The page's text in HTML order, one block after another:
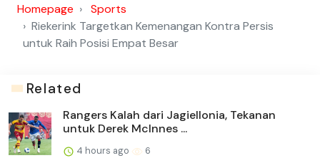
Homepage
Sports
Riekerink Targetkan Kemenangan Kontra Persis
untuk Raih Posisi Empat Besar
Related
Rangers Kalah dari Jagiellonia, Tekanan
untuk Derek McInnes ...
4 hours ago 6